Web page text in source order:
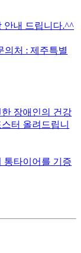
안내 드립니다.^^
의처 : 제주특별
장애인의 건강
터 올려드립니
통타이어를 기증